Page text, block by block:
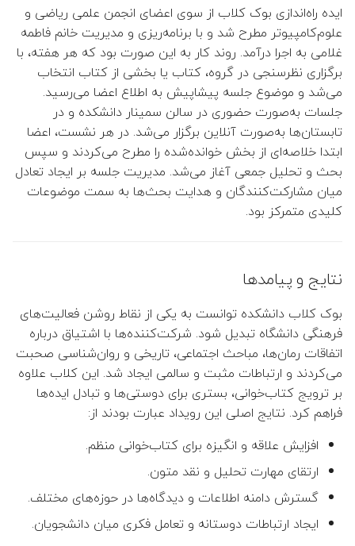
ایده راه‌اندازی بوک کلاب از سوی اعضای انجمن علمی ریاضی و
علوم‌کامپیوتر مطرح شد و با برنامه‌ریزی و مدیریت خانم فاطمه
غلامی به اجرا درآمد. روند کار به این صورت بود که هر هفته، با
برگزاری نظرسنجی در گروه، کتاب یا بخشی از کتاب انتخاب
می‌شد و موضوع جلسه پیشاپیش به اطلاع اعضا می‌رسید.
جلسات به‌صورت حضوری در سالن سمینار دانشکده و در
تابستان‌ها به‌صورت آنلاین برگزار می‌شد. در هر نشست، اعضا
ابتدا خلاصه‌ای از بخش خوانده‌شده را مطرح می‌کردند و سپس
بحث و تحلیل جمعی آغاز می‌شد. مدیریت جلسه بر ایجاد تعادل
میان مشارکت‌کنندگان و هدایت بحث‌ها به سمت موضوعات
کلیدی متمرکز بود.
نتایج و پیامدها
بوک کلاب دانشکده توانست به یکی از نقاط روشن فعالیت‌های
فرهنگی دانشگاه تبدیل شود. شرکت‌کننده‌ها با اشتیاق درباره
اتفاقات رمان‌ها، مباحث اجتماعی، تاریخی و روان‌شناسی صحبت
می‌کردند و ارتباطات مثبت و سالمی ایجاد شد. این کلاب علاوه
بر ترویج کتاب‌خوانی، بستری برای دوستی‌ها و تبادل ایده‌ها
فراهم کرد. نتایج اصلی این رویداد عبارت بودند از:
افزایش علاقه و انگیزه برای کتاب‌خوانی منظم.
ارتقای مهارت تحلیل و نقد متون.
گسترش دامنه اطلاعات و دیدگاه‌ها در حوزه‌های مختلف.
ایجاد ارتباطات دوستانه و تعامل فکری میان دانشجویان.